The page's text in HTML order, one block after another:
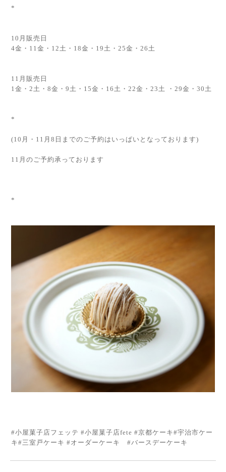
*
10月販売日
4金・11金・12土・18金・19土・25金・26土
11月販売日
1金・2土・8金・9土・15金・16土・22金・23土 ・29金・30土
*
(10月・11月8日までのご予約はいっぱいとなっております)
11月のご予約承っております
*
#小屋菓子店フェッテ #小屋菓子店fete #京都ケーキ#宇治市ケー
キ#三室戸ケーキ #オーダーケーキ #バースデーケーキ